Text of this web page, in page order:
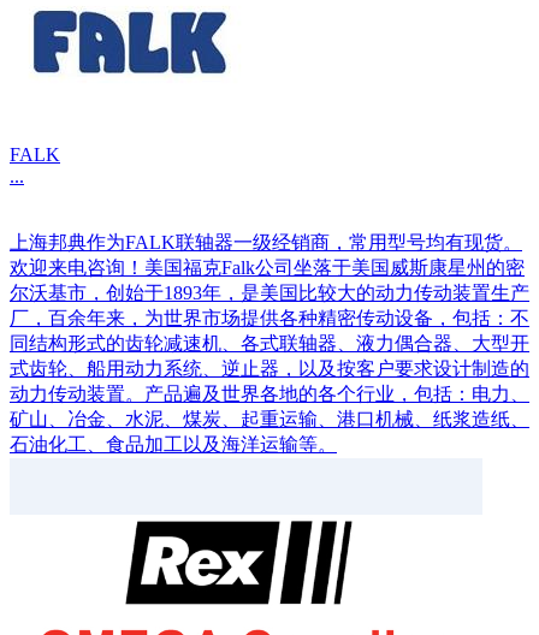
FALK
...
上海邦典作为FALK联轴器一级经销商，常用型号均有现货。
欢迎来电咨询！美国福克Falk公司坐落于美国威斯康星州的密
尔沃基市，创始于1893年，是美国比较大的动力传动装置生产
厂，百余年来，为世界市场提供各种精密传动设备，包括：不
同结构形式的齿轮减速机、各式联轴器、液力偶合器、大型开
式齿轮、船用动力系统、逆止器，以及按客户要求设计制造的
动力传动装置。产品遍及世界各地的各个行业，包括：电力、
矿山、冶金、水泥、煤炭、起重运输、港口机械、纸浆造纸、
石油化工、食品加工以及海洋运输等。